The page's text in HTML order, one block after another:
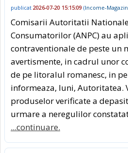
publicat 2026-07-20 15:15:09 (Income-
Comisarii Autoritatii
Consumatorilor (ANPC) au
contraventionale de peste un
avertismente, in cadrul unor
de pe litoralul romanesc, in
informeaza, luni, Autoritatea.
produselor verificate a
urmare a neregulilor
...continuare.